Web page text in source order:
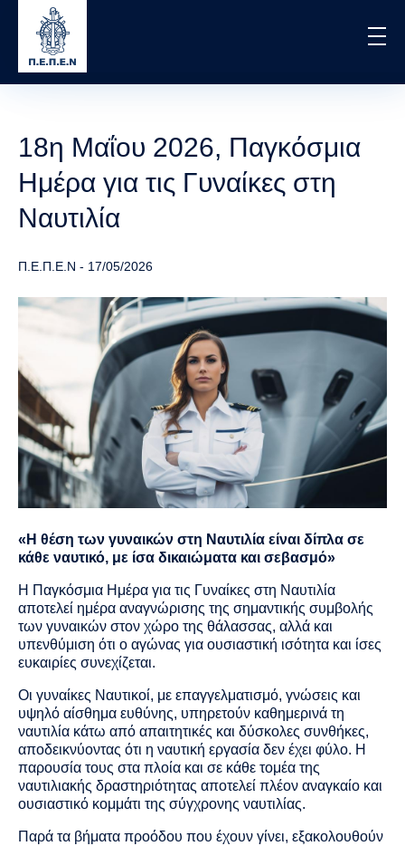
content
18η Μαΐου 2026, Παγκόσμια
Ημέρα για τις Γυναίκες στη
Ναυτιλία
Π.Ε.Π.Ε.Ν - 17/05/2026
«Η θέση των γυναικών στη Ναυτιλία είναι δίπλα σε
κάθε ναυτικό, με ίσα δικαιώματα και σεβασμό»
Η Παγκόσμια Ημέρα για τις Γυναίκες στη Ναυτιλία
αποτελεί ημέρα αναγνώρισης της σημαντικής συμβολής
των γυναικών στον χώρο της θάλασσας, αλλά και
υπενθύμιση ότι ο αγώνας για ουσιαστική ισότητα και ίσες
ευκαιρίες συνεχίζεται.
Οι γυναίκες Ναυτικοί, με επαγγελματισμό, γνώσεις και
υψηλό αίσθημα ευθύνης, υπηρετούν καθημερινά τη
ναυτιλία κάτω από απαιτητικές και δύσκολες συνθήκες,
αποδεικνύοντας ότι η ναυτική εργασία δεν έχει φύλο. Η
παρουσία τους στα πλοία και σε κάθε τομέα της
ναυτιλιακής δραστηριότητας αποτελεί πλέον αναγκαίο και
ουσιαστικό κομμάτι της σύγχρονης ναυτιλίας.
Παρά τα βήματα προόδου που έχουν γίνει, εξακολουθούν